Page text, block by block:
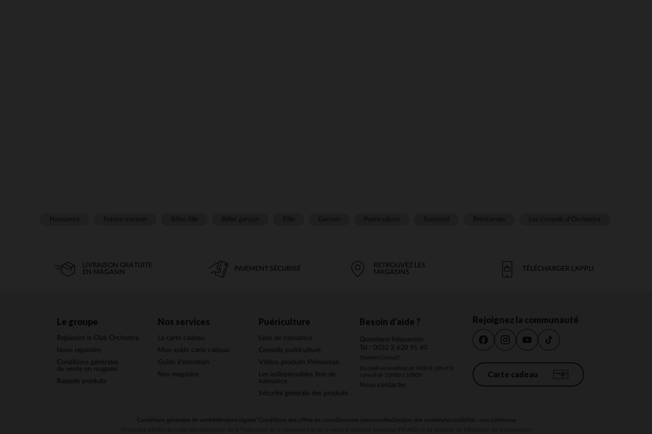
LIVRAISON GRATUITE
EN MAGASIN
PAIEMENT SÉCURISÉ
RETROUVEZ LES
MAGASINS
TÉLÉCHARGER L'APPLI
Le groupe
Rejoindre le Club Orchestra
Nous rejoindre
Conditions générales
de vente en magasin
Rappels produits
Nos services
La carte cadeau
Mon solde carte cadeau
Guide d'entretien
Nos magasins
Puériculture
Liste de naissance
Conseils puériculture
Vidéos produits Prémaman
Les indispensables liste de
naissance
Sécurité générale des produits
Besoin d'aide ?
Questions fréquentes
Tel : 0032 2 620 91 60
(Numéro Gratuit)
Du lundi au vendredi de 9h00 à 18h et le
samedi de 10h00 à 18h00
Nous contacter
Rejoignez la communauté
Carte cadeau
Conditions générales de venteMentions légales *Conditions des offres en cours Données personnellesGestion des cookiesAccessibilité : non conforme